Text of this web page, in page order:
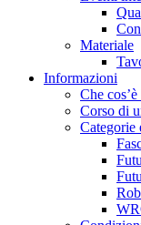
Materiale
Informazioni
Che
Corso di
Categorie